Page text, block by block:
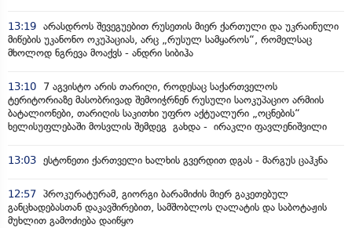
13:19 არასდროს შევეგუებით რუსეთის მიერ ქართული და უკრაინული
მიწების უკანონო ოკუპაციას, არც „რუსულ სამყაროს“, რომელსაც
მხოლოდ ნგრევა მოაქვს - ანდრი სიბიჰა
13:10
7 აგვისტო არის თარიღი, როდესაც საქართველოს
ტერიტორიაზე მასობრივად შემოიჭრნენ რუსული საოკუპაციო არმიის
ბატალიონები, თარიღის საკითხი უფრო აქტუალური „ოცნების“
ხელისუფლებაში მოსვლის შემდეგ გახდა - ირაკლი ფავლენიშვილი
13:03 ესტონეთი ქართველი ხალხის გვერდით დგას - მარგუს ცაჰკნა
12:57 პროკურატურამ, გიორგი ბარამიძის მიერ გაკეთებულ
განცხადებასთან დაკავშირებით, სამშობლოს ღალატის და საბოტაჟის
მუხლით გამოძიება დაიწყო